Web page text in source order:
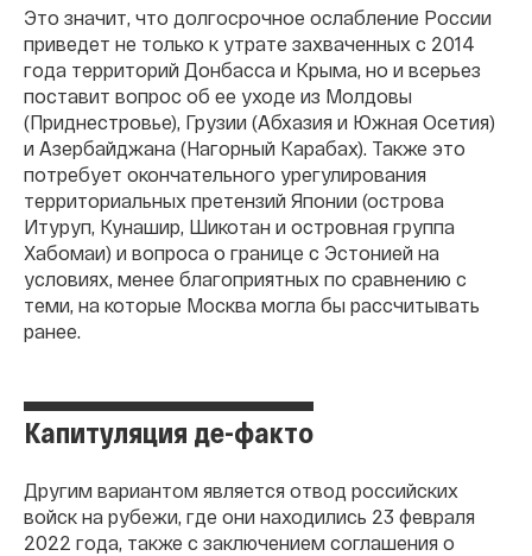
Это значит, что долгосрочное ослабление России
приведет не только к утрате захваченных с 2014
года территорий Донбасса и Крыма, но и всерьез
поставит вопрос об ее уходе из Молдовы
(Приднестровье), Грузии (Абхазия и Южная Осетия)
и Азербайджана (Нагорный Карабах). Также это
потребует окончательного урегулирования
территориальных претензий Японии (острова
Итуруп, Кунашир, Шикотан и островная группа
Хабомаи) и вопроса о границе с Эстонией на
условиях, менее благоприятных по сравнению с
теми, на которые Москва могла бы рассчитывать
ранее.
Капитуляция де-факто
Другим вариантом является отвод российских
войск на рубежи, где они находились 23 февраля
2022 года, также с заключением соглашения о